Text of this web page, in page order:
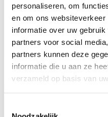
personaliseren, om
en om ons
informatie over uw
partners voor social
partners kunnen deze
informatie die u aan ze
verzameld op basis van